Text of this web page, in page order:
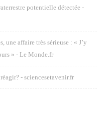
potentielle détectée -
une affaire très sérieuse : « J’y
» - Le Monde.fr
- sciencesetavenir.fr